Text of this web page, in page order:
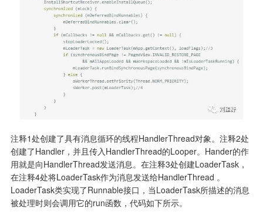
注释1处创建了具有消息循环的线程HandlerThread对象。注释2处
创建了Handler，并且传入HandlerThread的Looper。Hander的作
用就是向HandlerThread发送消息。在注释3处创建LoaderTask，
在注释4处将LoaderTask作为消息发送给HandlerThread 。
LoaderTask类实现了Runnable接口，当LoaderTask所描述的消息